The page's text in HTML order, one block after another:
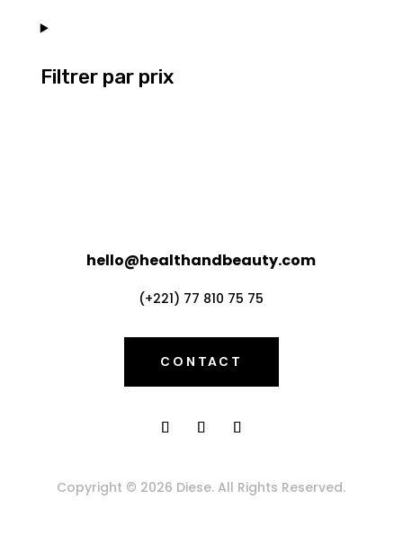
Filtrer par prix
hello@healthandbeauty.com
(+221) 77 810 75 75
CONTACT
Copyright © 2026 Diese. All Rights Reserved.